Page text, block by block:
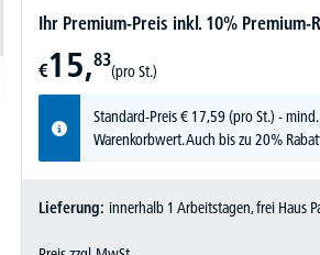
Ihr Premium-Preis inkl. 10% Premium-
€15,83
(pro St.)
Standard-Preis€ 17,59(pro St.) -
Warenkorbwert. Auch bis zu 20%
Lieferung: innerhalb 1 Arbeitstagen, frei Haus